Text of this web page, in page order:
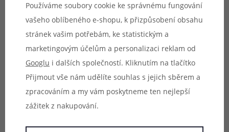
efektivní
cyklus.
1 ks,
pro
nízkoodporový
vám s
výběrem
483 51 51 31
Po–Pá: 09:00–17:00
info@ejuice.cz
kdykoliv
Používáme soubory cookie ke správnému fungování
vašeho oblíbeného e-shopu, k přizpůsobení obsahu
stránek vašim potřebám, ke statistickým a
marketingovým účelům a personalizaci reklam od
Googlu i dalších společností. Kliknutím na tlačítko
Přijmout vše nám udělíte souhlas s jejich sběrem a
zpracováním a my vám poskytneme ten nejlepší
zážitek z nakupování.